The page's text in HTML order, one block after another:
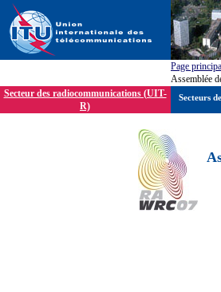
Page
Assemblée
Secteur des radiocommunications (UIT-
R)
Secteurs